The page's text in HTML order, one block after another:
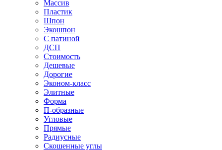
Массив
Пластик
Шпон
Экошпон
С патиной
ДСП
Стоимость
Дешевые
Дорогие
Эконом-класс
Элитные
Форма
П-образные
Угловые
Прямые
Радиусные
Скошенные углы